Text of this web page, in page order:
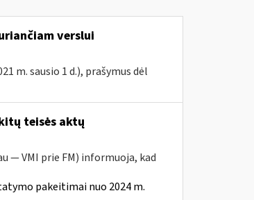
verslui
m. sausio 1 d.), prašymus dėl
teisės aktų
— VMI prie FM) informuoja, kad
pakeitimai nuo 2024 m.